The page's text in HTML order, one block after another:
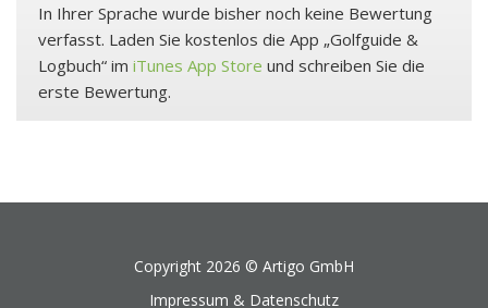
In Ihrer Sprache wurde bisher noch keine Bewertung
verfasst. Laden Sie kostenlos die App „Golfguide &
Logbuch“ im iTunes App Store und schreiben Sie die
erste Bewertung.
Copyright 2026 © Artigo GmbH
Impressum & Datenschutz